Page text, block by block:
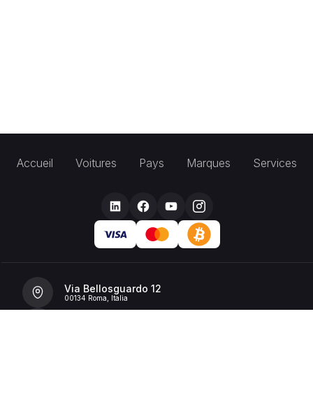
Accueil Voitures Pays Marques Services
Via Bellosguardo 12
00134 Roma, Italia